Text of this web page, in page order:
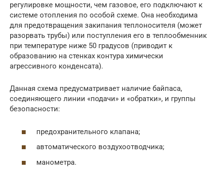
регулировке мощности, чем газовое, его подключают к
системе отопления по особой схеме. Она необходима
для предотвращения закипания теплоносителя (может
разорвать трубы) или поступления его в теплообменник
при температуре ниже 50 градусов (приводит к
образованию на стенках контура химически
агрессивного конденсата).
Данная схема предусматривает наличие байпаса,
соединяющего линии «подачи» и «обратки», и группы
безопасности:
предохранительного клапана;
автоматического воздухоотводчика;
манометра.